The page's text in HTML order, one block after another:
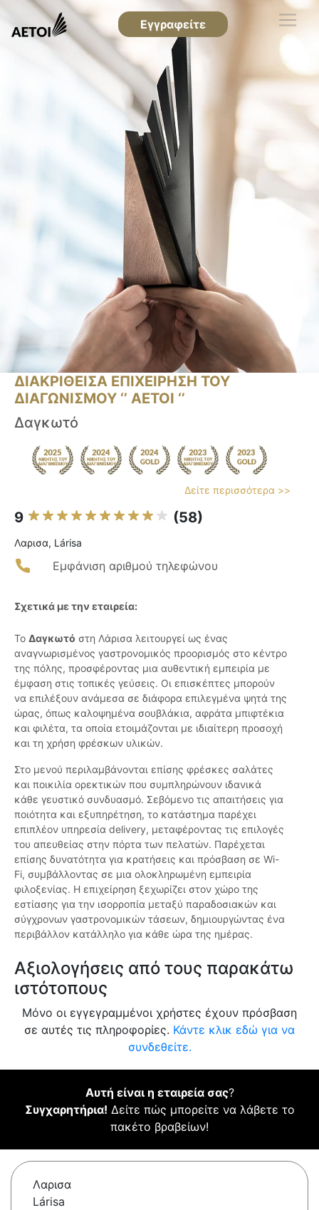
Εγγραφείτε
ΔΙΑΚΡΙΘΕΙΣΑ ΕΠΙΧΕΙΡΗΣΗ ΤΟΥ
ΔΙΑΓΩΝΙΣΜΟΥ ‘’ ΑΕΤΟΙ ‘’
Δαγκωτό
Δείτε περισσότερα >>
9 (58)
Λαρισα, Lárisa
Εμφάνιση αριθμού τηλεφώνου
Σχετικά με την εταιρεία:
Το Δαγκωτό στη Λάρισα λειτουργεί ως ένας
αναγνωρισμένος γαστρονομικός προορισμός στο κέντρο
της πόλης, προσφέροντας μια αυθεντική εμπειρία με
έμφαση στις τοπικές γεύσεις. Οι επισκέπτες μπορούν
να επιλέξουν ανάμεσα σε διάφορα επιλεγμένα ψητά της
ώρας, όπως καλοψημένα σουβλάκια, αφράτα μπιφτέκια
και φιλέτα, τα οποία ετοιμάζονται με ιδιαίτερη προσοχή
και τη χρήση φρέσκων υλικών.
Στο μενού περιλαμβάνονται επίσης φρέσκες σαλάτες
και ποικιλία ορεκτικών που συμπληρώνουν ιδανικά
κάθε γευστικό συνδυασμό. Σεβόμενο τις απαιτήσεις για
ποιότητα και εξυπηρέτηση, το κατάστημα παρέχει
επιπλέον υπηρεσία delivery, μεταφέροντας τις επιλογές
του απευθείας στην πόρτα των πελατών. Παρέχεται
επίσης δυνατότητα για κρατήσεις και πρόσβαση σε Wi-
Fi, συμβάλλοντας σε μια ολοκληρωμένη εμπειρία
φιλοξενίας. Η επιχείρηση ξεχωρίζει στον χώρο της
εστίασης για την ισορροπία μεταξύ παραδοσιακών και
σύγχρονων γαστρονομικών τάσεων, δημιουργώντας ένα
περιβάλλον κατάλληλο για κάθε ώρα της ημέρας.
Αξιολογήσεις από τους παρακάτω
ιστότοπους
Μόνο οι εγγεγραμμένοι χρήστες έχουν πρόσβαση
σε αυτές τις πληροφορίες. Κάντε κλικ εδώ για να
συνδεθείτε.
Αυτή είναι η εταιρεία σας?
Συγχαρητήρια! Δείτε πώς μπορείτε να λάβετε το
πακέτο βραβείων!
Λαρισα
Lárisa